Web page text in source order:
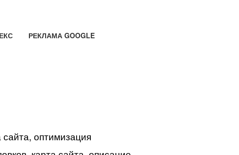
РЕКЛАМА GOOGLE
сайта, оптимизация